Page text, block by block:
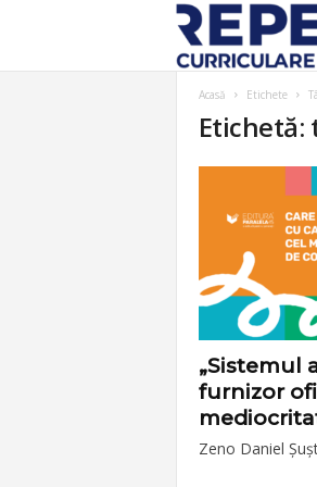
Acasă Etichete
Etichetă:
„Sistemul
furnizor
Zeno Daniel